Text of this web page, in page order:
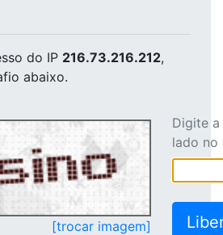
do IP 216.73.216.212,
abaixo.
[trocar imagem]
Digite
lado no